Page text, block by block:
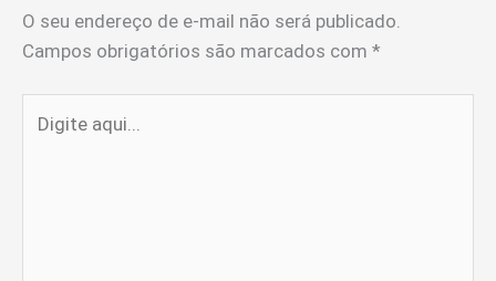
O seu endereço de e-mail não será publicado.
Campos obrigatórios são marcados com *
aqui...